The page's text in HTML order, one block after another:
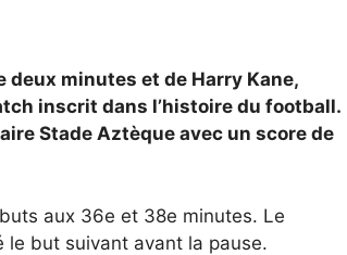
deux minutes et de Harry Kane,
inscrit dans l’histoire du football.
Stade Aztèque avec un score de
aux 36e et 38e minutes. Le
le but suivant avant la pause.